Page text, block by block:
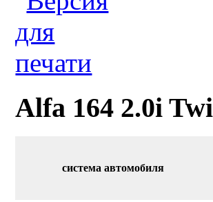
Alfa 164 2.0i
система автомобиля